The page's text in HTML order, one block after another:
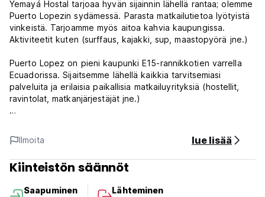
Yemayá Hostal tarjoaa hyvän sijainnin lähellä rantaa; olemme
Puerto Lopezin sydämessä. Parasta matkailutietoa lyötyistä
vinkeistä. Tarjoamme myös aitoa kahvia kaupungissa.
Aktiviteetit kuten (surffaus, kajakki, sup, maastopyörä jne.)
Puerto Lopez on pieni kaupunki E15-rannikkotien varrella
Ecuadorissa. Sijaitsemme lähellä kaikkia tarvitsemiasi
palveluita ja erilaisia ​​paikallisia matkailuyrityksiä (hostellit,
ravintolat, matkanjärjestäjät jne.)
hengen, kolmen, viiden hengen ja asuntola. Tarjoamme
sinulle viihtyisiä huoneita, kauniita yläterassilla ja
puutarhassa, jossa on kaksi varjoisaa riippumattoaluetta.
Ilmoita lue lisää
Kiinteistön säännöt
Saapuminen
Lähteminen